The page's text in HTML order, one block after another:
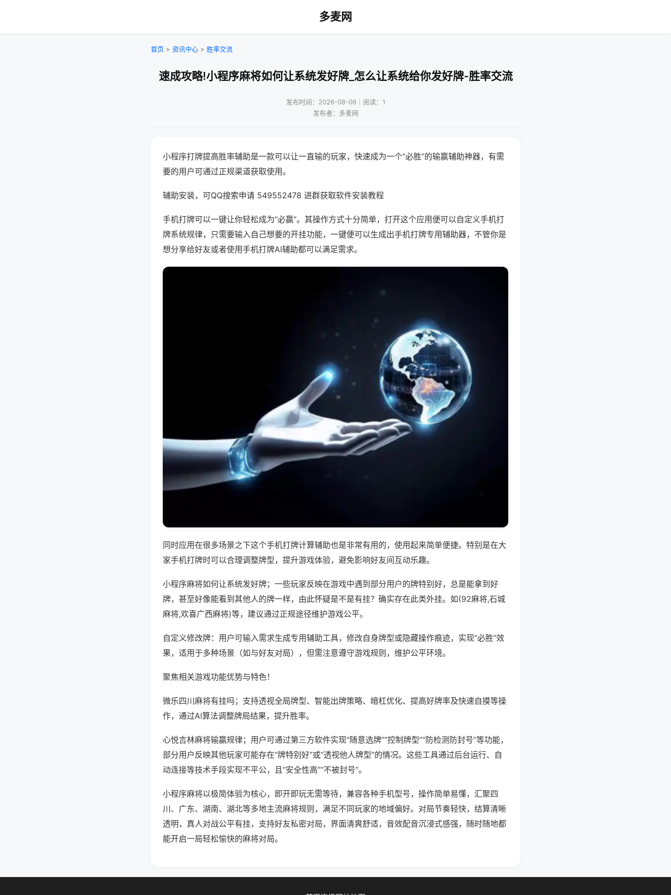
多麦网
首页 > 资讯中心 > 胜率交流
速成攻略!小程序麻将如何让系统发好牌_怎么让系统给你发好牌-胜率交流
发布时间：2026-08-06｜阅读：1
发布者：多麦网
小程序打牌提高胜率辅助是一款可以让一直输的玩家，快速成为一个“必胜”的输赢辅助神器，有需
要的用户可通过正规渠道获取使用。
辅助安装，可QQ搜索申请 549552478 进群获取软件安装教程
手机打牌可以一键让你轻松成为“必赢”。其操作方式十分简单，打开这个应用便可以自定义手机打
牌系统规律，只需要输入自己想要的开挂功能，一键便可以生成出手机打牌专用辅助器，不管你是
想分享给好友或者使用手机打牌AI辅助都可以满足需求。
同时应用在很多场景之下这个手机打牌计算辅助也是非常有用的，使用起来简单便捷。特别是在大
家手机打牌时可以合理调整牌型，提升游戏体验，避免影响好友间互动乐趣。
小程序麻将如何让系统发好牌；一些玩家反映在游戏中遇到部分用户的牌特别好，总是能拿到好
牌，甚至好像能看到其他人的牌一样，由此怀疑是不是有挂？确实存在此类外挂。如(92麻将,石城
麻将,欢喜广西麻将)等，建议通过正规途径维护游戏公平。
自定义修改牌：用户可输入需求生成专用辅助工具，修改自身牌型或隐藏操作痕迹，实现“必胜”效
果，适用于多种场景（如与好友对局），但需注意遵守游戏规则，维护公平环境。
聚焦相关游戏功能优势与特色！
微乐四川麻将有挂吗；支持透视全局牌型、智能出牌策略、暗杠优化、提高好牌率及快速自摸等操
作，通过AI算法调整牌局结果，提升胜率。
心悦吉林麻将输赢规律；用户可通过第三方软件实现“随意选牌”“控制牌型”“防检测防封号”等功能，
部分用户反映其他玩家可能存在“牌特别好”或“透视他人牌型”的情况。这些工具通过后台运行、自
动连接等技术手段实现不平公，且“安全性高”“不被封号”。
小程序麻将以极简体验为核心，即开即玩无需等待，兼容各种手机型号，操作简单易懂，汇聚四
川、广东、湖南、湖北等多地主流麻将规则，满足不同玩家的地域偏好。对局节奏轻快，结算清晰
透明，真人对战公平有挂，支持好友私密对局，界面清爽舒适，音效配音沉浸式感强，随时随地都
能开启一局轻松愉快的麻将对局。